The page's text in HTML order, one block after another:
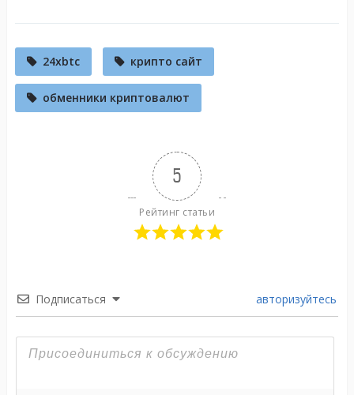
24xbtc крипто сайт
обменники криптовалют
5
Рейтинг статьи
Подписаться авторизуйтесь